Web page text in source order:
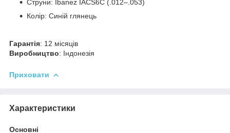
Струни: Ibanez IACS6C (.012–.053)
Колір: Синій глянець
Гарантія: 12 місяців
Виробництво: Індонезія
Приховати
Характеристики
Основні